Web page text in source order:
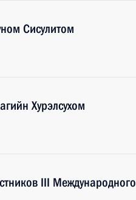
Сисулитом
Хурэлсухом
III Международного